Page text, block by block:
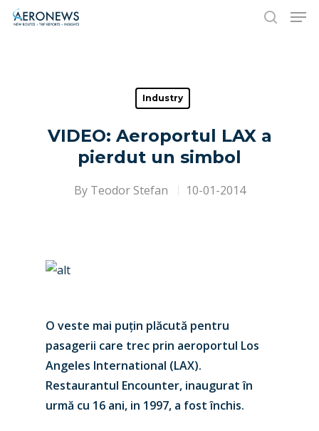
Hit enter to search or ESC to close
Industry
VIDEO: Aeroportul LAX a
pierdut un simbol
By Teodor Stefan 10-01-2014
O veste mai puțin plăcută pentru
pasagerii care trec prin aeroportul Los
Angeles International (LAX).
Restaurantul Encounter, inaugurat în
urmă cu 16 ani, in 1997, a fost închis.